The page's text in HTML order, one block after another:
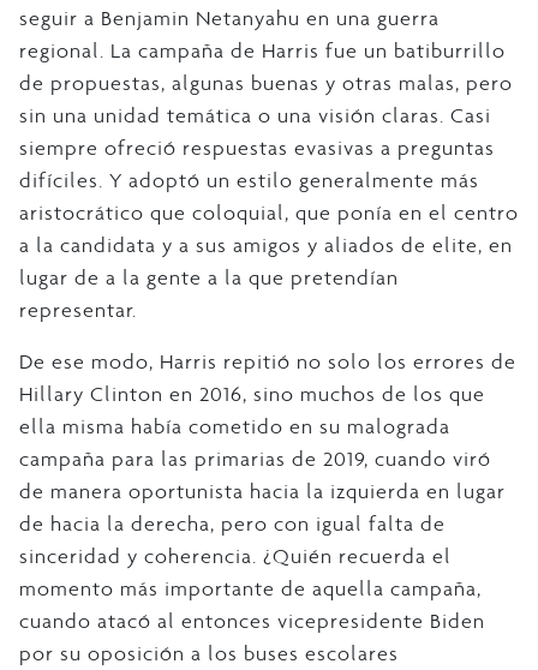
seguir a Benjamin Netanyahu en una guerra
regional. La campaña de Harris fue un batiburrillo
de propuestas, algunas buenas y otras malas, pero
sin una unidad temática o una visión claras. Casi
siempre ofreció respuestas evasivas a preguntas
difíciles. Y adoptó un estilo generalmente más
aristocrático que coloquial, que ponía en el centro
a la candidata y a sus amigos y aliados de elite, en
lugar de a la gente a la que pretendían
representar.
De ese modo, Harris repitió no solo los errores de
Hillary Clinton en 2016, sino muchos de los que
ella misma había cometido en su malograda
campaña para las primarias de 2019, cuando viró
de manera oportunista hacia la izquierda en lugar
de hacia la derecha, pero con igual falta de
sinceridad y coherencia. ¿Quién recuerda el
momento más importante de aquella campaña,
cuando atacó al entonces vicepresidente Biden
por su oposición a los buses escolares